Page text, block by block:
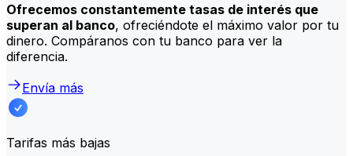
Ofrecemos constantemente tasas de interés que
superan al banco, ofreciéndote el máximo valor por tu
dinero. Compáranos con tu banco para ver la
diferencia.
Envía más
Tarifas más bajas